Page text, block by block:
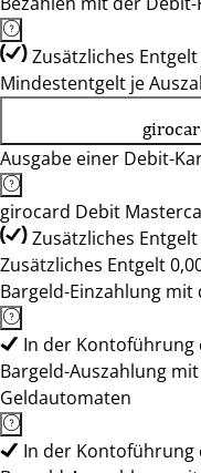
Zusätzliches
Mindestentgelt je
Ausgabe einer Debit-
girocard Debit
Zusätzliches
Zusätzliches Entgelt
Bargeld-Einzahlung
In der Kontoführung
Bargeld-Auszahlung
Geldautomaten
In der Kontoführung